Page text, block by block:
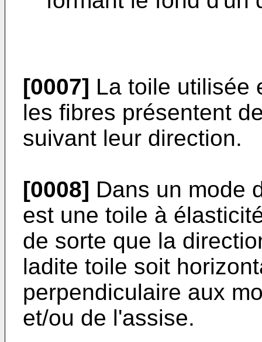
[0007] La toile utilisée
les fibres présentent
suivant leur direction.
[0008] Dans un mode
est une toile à
de sorte que la
ladite toile soit
perpendiculaire aux
et/ou de l'assise.